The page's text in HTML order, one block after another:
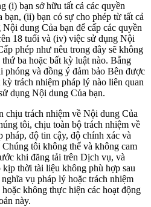
(i) bạn sở hữu tất cả các quyền
(ii) bạn có sự cho phép từ tất cả
dung Của bạn để cấp các quyền
18 tuổi và (iv) việc sử dụng Nội
phép như nêu trong đây sẽ không
ba hoặc bất kỳ luật nào. Bằng
phóng và đồng ý đảm bảo Bên được
trách nhiệm pháp lý nào liên quan
dụng Nội dung Của bạn.
chịu trách nhiệm về Nội dung Của
tôi, chịu toàn bộ trách nhiệm về
pháp, độ tin cậy, độ chính xác và
tôi không thể và không cam
khi đăng tải trên Dịch vụ, và
thời tài liệu không phù hợp sau
vụ pháp lý hoặc trách nhiệm
không thực hiện các hoạt động
này.